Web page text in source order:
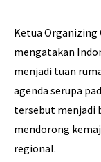
Ketua
mengatakan
menjadi tuan
agenda serupa
tersebut menjadi
mendorong
regional.